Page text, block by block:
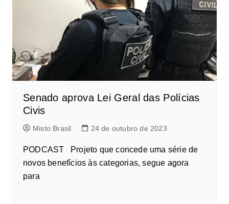
Senado aprova Lei Geral das Polícias
Civis
Misto Brasil 24 de outubro de 2023
PODCAST Projeto que concede uma série de
novos benefícios às categorias, segue agora
para